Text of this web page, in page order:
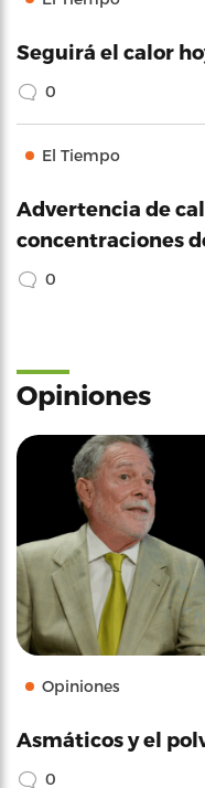
Seguirá el calor
0
El Tiempo
Advertencia de
concentraciones
0
Opiniones
Opiniones
Asmáticos y el
0